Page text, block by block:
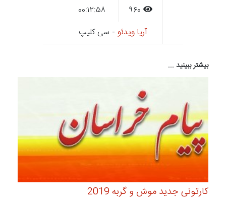
آریا ویدئو - سی کلیپ
بیشتر ببینید ...
کارتونی جدید موش و گربه 2019